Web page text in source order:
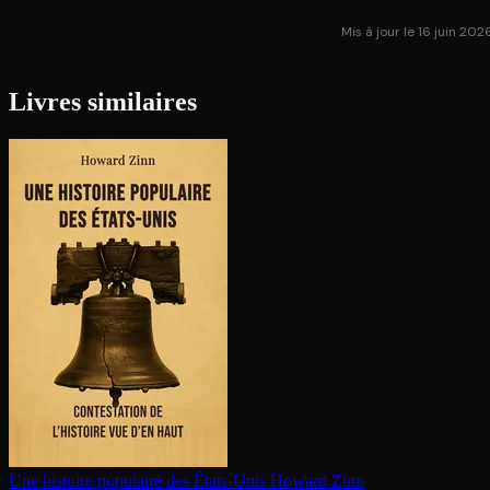
Mis à jour le 16 juin
Livres similaires
Une histoire populaire des États-Unis Howard Zinn